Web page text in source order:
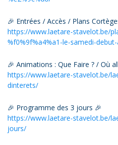
🎉 Entrées / Accès / Plans
https://www.laetare-stavelot.be/
%f0%9f%a4%a1-le-samedi-
🎉 Animations : Que Faire ? / Où
https://www.laetare-stavelot.be/
dinterets/
🎉 Programme des 3 jours 🎉
https://www.laetare-stavelot.be/
jours/